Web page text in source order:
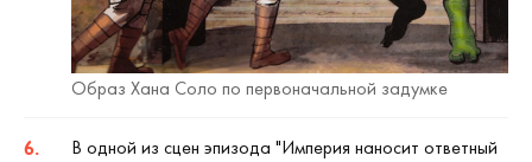
Образ Хана Соло по первоначальной задумке
В одной из сцен эпизода "Империя наносит ответный